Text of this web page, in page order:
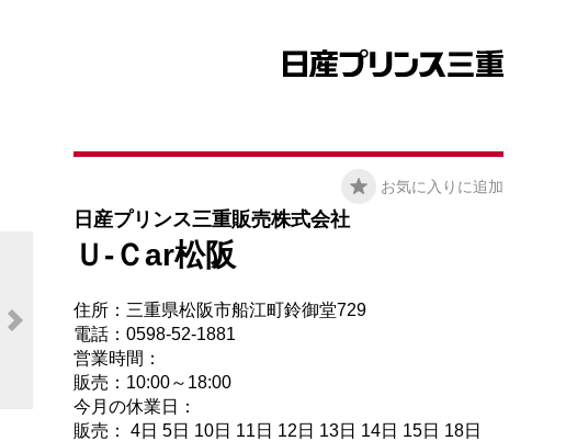
お気に入りに追加
日産プリンス三重販売株式会社
Ｕ-Ｃar松阪
住所：三重県松阪市船江町鈴御堂729
電話：0598-52-1881
営業時間：
販売：10:00～18:00
今月の休業日：
販売： 4日 5日 10日 11日 12日 13日 14日 15日 18日